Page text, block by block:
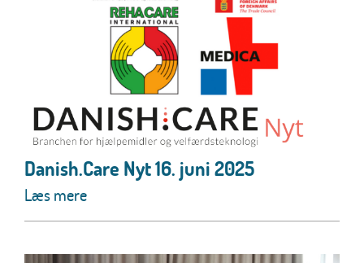
Danish.Care Nyt 16. juni 2025
Læs mere